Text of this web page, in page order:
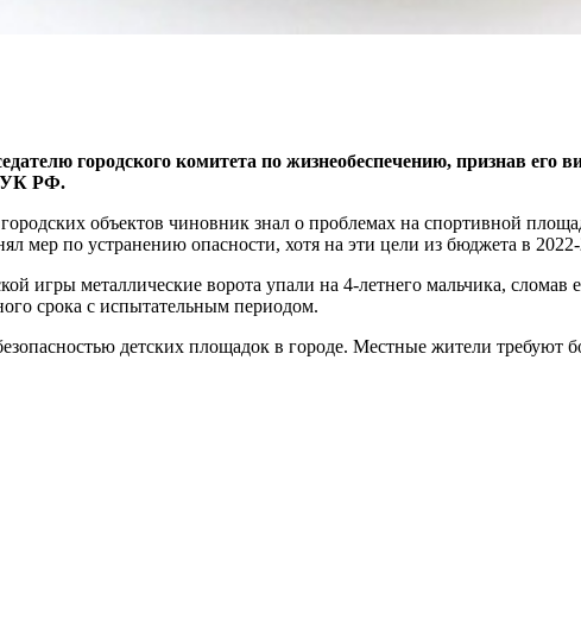
городского комитета по жизнеобеспечению, признав его
УК РФ.
объектов чиновник знал о проблемах на спортивной
мер по устранению опасности, хотя на эти цели из бюджета в
игры металлические ворота упали на 4-летнего мальчика,
срока с испытательным периодом.
детских площадок в городе. Местные жители требуют